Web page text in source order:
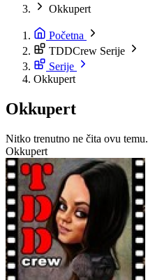
Okkupert
Početna
TDDCrew Serije
Serije
Okkupert
Okkupert
Nitko trenutno ne čita ovu temu.
Okkupert